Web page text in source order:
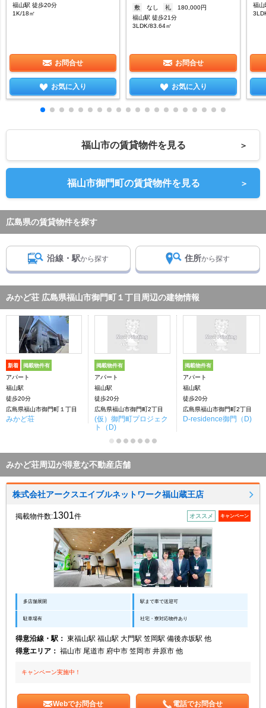
福山駅 徒歩20分
1K/18㎡
お問合せ
お気に入り
敷
なし 礼
180,000円
福山駅 徒歩21分
3LDK/83.64㎡
お問合せ
お気に入り
福
福山市の賃貸物件を見る ＞
福山市御門町の賃貸物件を見る ＞
広島県の賃貸物件を探す
沿線・駅から探す 住所から探す
みかど荘 広島県福山市御門町１丁目周辺の建物情報
新着 掲載物件有
アパート
福山駅
徒歩20分
広島県福山市御門町１丁目
みかど荘
掲載物件有
アパート
福山駅
徒歩20分
広島県福山市御門町2丁目
(仮）御門町プロジェク
ト（D)
掲載物件有
アパート
福山駅
徒歩20分
広島県福山市御門町2丁目
D-residence御門（D)
みかど荘周辺が得意な不動産店舗
株式会社アークスエイブルネットワーク福山蔵王店
掲載物件数:1301件 オススメ キャンペーン
多店舗展開 駅まで車で送迎可
駐車場有 社宅・寮対応物件あり
得意沿線・駅： 東福山駅 福山駅 大門駅 笠岡駅 備後赤坂駅 他
得意エリア： 福山市 尾道市 府中市 笠岡市 井原市 他
キャンペーン実施中！
Webでお問合せ 電話でお問合せ